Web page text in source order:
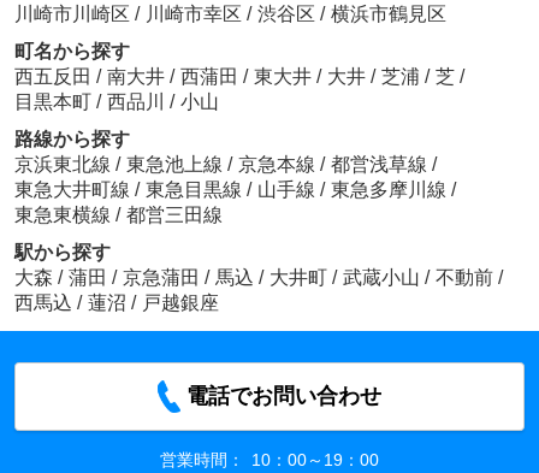
川崎市川崎区 / 川崎市幸区 / 渋谷区 / 横浜市鶴見区
町名から探す
西五反田 / 南大井 / 西蒲田 / 東大井 / 大井 / 芝浦 / 芝 /
目黒本町 / 西品川 / 小山
路線から探す
京浜東北線 / 東急池上線 / 京急本線 / 都営浅草線 /
東急大井町線 / 東急目黒線 / 山手線 / 東急多摩川線 /
東急東横線 / 都営三田線
駅から探す
大森 / 蒲田 / 京急蒲田 / 馬込 / 大井町 / 武蔵小山 / 不動前 /
西馬込 / 蓮沼 / 戸越銀座
電話でお問い合わせ
営業時間： 10：00～19：00